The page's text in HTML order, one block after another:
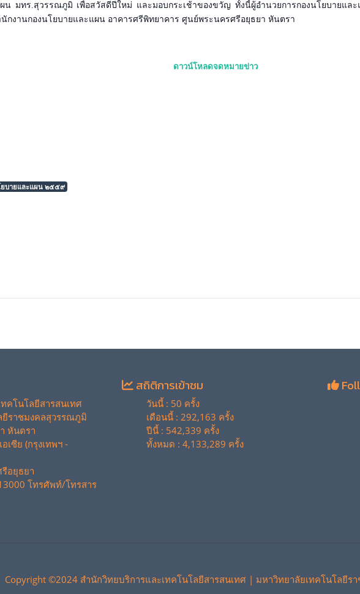
น มทร.สุวรรณภูมิ เพื่อสวัสดีปีใหม่ และมอบกระเช้าของขวัญ ทั้งนี้ผู้อำนวยการกองนโยบายแล
นักงานกองนโยบายและแผน อาคารศรีพิทยาคาร ศูนย์พระนครศรีอยุธยา หันตรา
ดาวน์โหลดจดหมายข่าว
บายและแผน ๒๕๕๙
คโนโลยีสารสนเทศ
ยีราชมงคลสุวรรณภูมิ
หันตรา
เซีย (กรุงเทพฯ -
อยุธยา
โทรศัพท์/โทรสาร
สถิติการเข้าชม
วันนี้ : 50 ครั้ง
เดือนนี้ : 292,163 ครั้ง
ปีนี้ : 542,339 ครั้ง
ทั้งหมด : 4,133,289 ครั้ง
Copyright ©2024 สำนักวิทยบริการและเทคโนโลยีสารสนเทศ | มหาวิทยาลัยเทคโนโลยีรา